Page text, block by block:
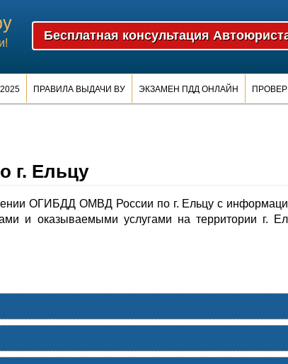
ПРАВИЛА ВЫДАЧИ ВУ ЭКЗАМЕН ПДД ОНЛАЙН
г. Ельцу
ОГИБДД ОМВД России по г. Ельцу с
и оказываемыми услугами на территории г.